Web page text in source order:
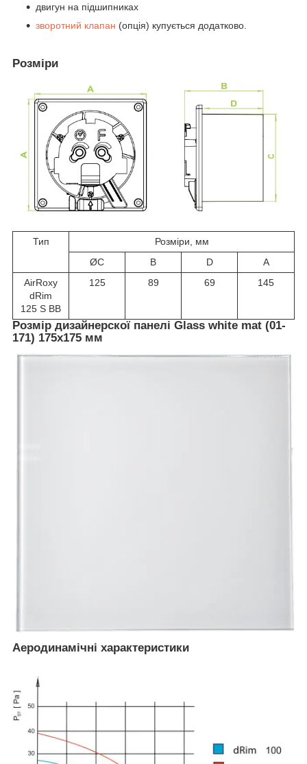
двигун на підшипниках
зворотний клапан (опція) купується додатково.
Розміри
Тип
Розміри, мм
ØC
B D
A
AirRoxy
dRim
125 S BB
125 89 69 145
Розмір дизайнерскої панелі Glass white mat (01-
171) 175х175 мм
Аеродинамічні характеристики